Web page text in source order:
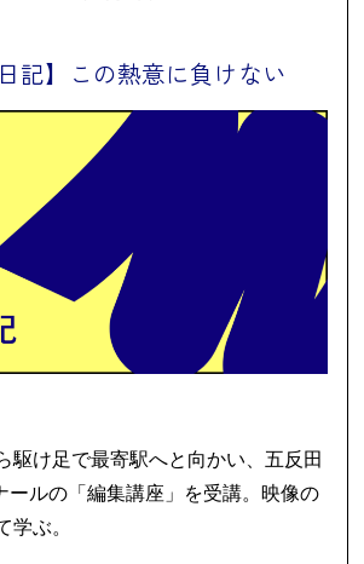
記】この熱意に負けない
駆け足で最寄駅へと向かい、五反田
ールの「編集講座」を受講。映像の
学ぶ。